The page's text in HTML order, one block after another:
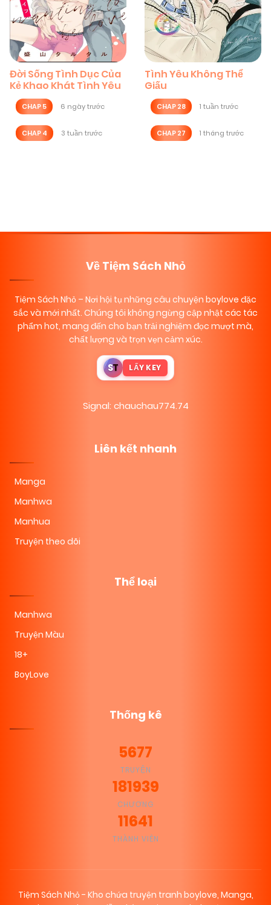
Đời Sống Tình Dục Của
Kẻ Khao Khát Tình Yêu
CHAP 5 6 ngày trước
CHAP 4 3 tuần trước
Tình Yêu Không Thể
Giấu
CHAP 28 1 tuần trước
CHAP 27 1 tháng trước
Về Tiệm Sách Nhỏ
Tiệm Sách Nhỏ – Nơi hội tụ những câu chuyện boylove đặc
sắc và mới nhất. Chúng tôi không ngừng cập nhật các tác
phẩm hot, mang đến cho bạn trải nghiệm đọc mượt mà,
chất lượng và trọn vẹn cảm xúc.
ST LẤY KEY
Signal: chauchau774.74
Liên kết nhanh
Manga
Manhwa
Manhua
Truyện theo dõi
Thể loại
Manhwa
Truyện Màu
18+
BoyLove
Thống kê
5677
TRUYỆN
181939
CHƯƠNG
11641
THÀNH VIÊN
Tiệm Sách Nhỏ - Kho chứa truyện tranh boylove, Manga,